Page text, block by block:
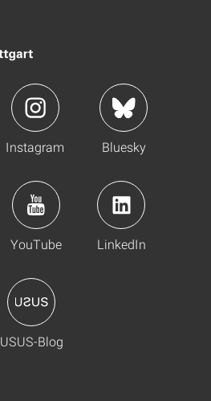
Instagram Bluesky
YouTube LinkedIn
USUS-Blog